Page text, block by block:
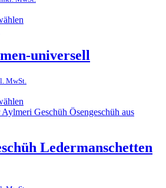
Varianten
auf.
Optionen
auf
der
werden
universell
MwSt.
weist
auf.
Die
auf
Ledermanschetten